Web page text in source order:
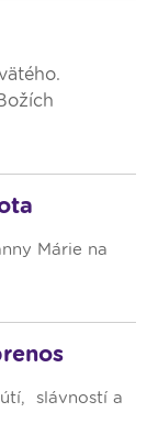
Márie na
slávností a